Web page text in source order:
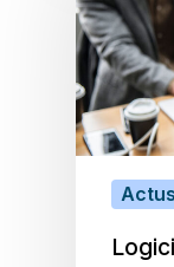
Actus